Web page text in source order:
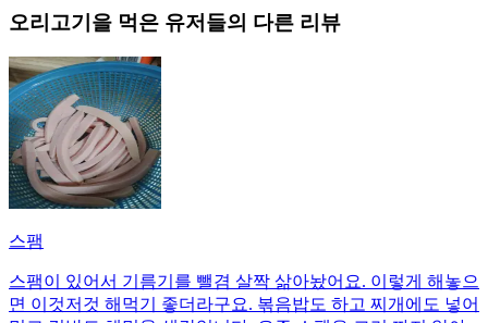
오리고기 을 먹은 유저들의 다른 리뷰
스팸
스팸이 있어서 기름기를 뺄겸 살짝 삶아놨어요. 이렇게 해놓으
면 이것저것 해먹기 좋더라구요. 볶음밥도 하고 찌개에도 넣어